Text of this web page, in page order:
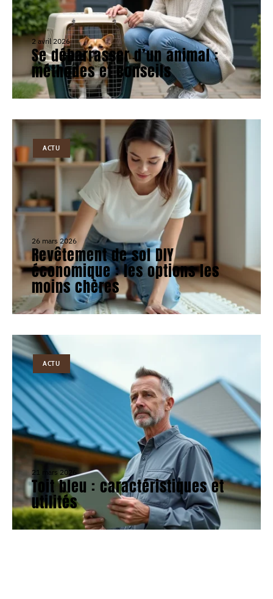
2 avril 2026
Se débarrasser d’un animal :
méthodes et conseils
ACTU
26 mars 2026
Revêtement de sol DIY
économique : les options les
moins chères
ACTU
21 mars 2026
Toit bleu : caractéristiques et
utilités